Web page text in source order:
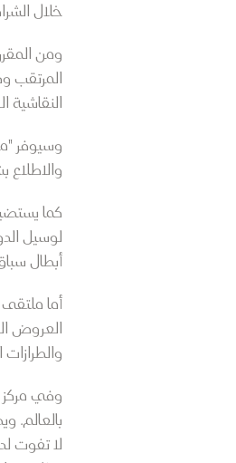
خلال
وسيوفر
لوسيل
أبطال
والطرازات
وفي مركز
بالعالم.
لا تفوت